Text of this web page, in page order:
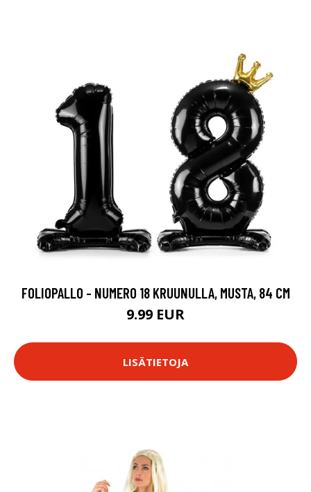
FOLIOPALLO - NUMERO 18 KRUUNULLA, MUSTA, 84 CM
9.99 EUR
LISÄTIETOJA